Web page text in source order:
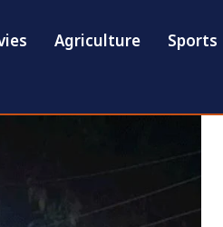
Agriculture Sports